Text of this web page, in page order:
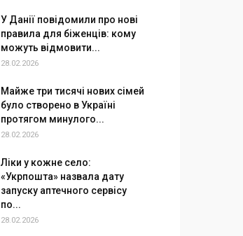
У Данії повідомили про нові
правила для біженців: кому
можуть відмовити...
28.02.2026
Майже три тисячі нових сімей
було створено в Україні
протягом минулого...
28.02.2026
Ліки у кожне село:
«Укрпошта» назвала дату
запуску аптечного сервісу
по...
28.02.2026